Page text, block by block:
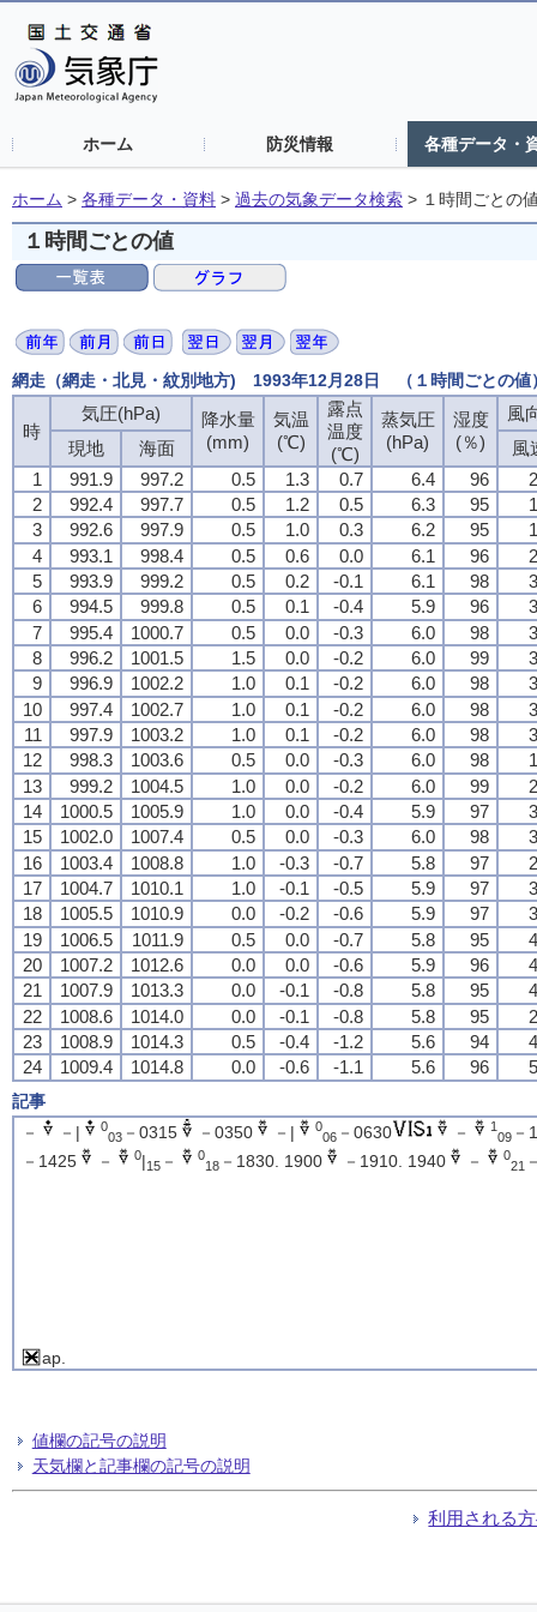
ホーム 防災情報 各種データ・
ホーム > 各種データ・資料 > 過去の気象データ検索 > １時間ごとの
１時間ごとの値
網走（網走・北見・紋別地方) 1993年12月28日 （１時間ごとの値
時
気圧(hPa)
降水量
(mm)
気温
(℃)
露点
温度
(℃)
蒸気圧
(hPa)
湿度
(％)
風
現地
海面
風
1
991.9 997.2 0.5 1.3 0.7 6.4 96
2
992.4 997.7 0.5 1.2 0.5 6.3 95
3
992.6 997.9 0.5 1.0 0.3 6.2 95
4
993.1 998.4 0.5 0.6 0.0 6.1 96
5
993.9 999.2 0.5 0.2 -0.1 6.1 98
6
994.5 999.8 0.5 0.1 -0.4 5.9 96
7
995.4 1000.7 0.5 0.0 -0.3 6.0 98
8
996.2 1001.5 1.5 0.0 -0.2 6.0 99
9
996.9 1002.2 1.0 0.1 -0.2 6.0 98
10
997.4 1002.7 1.0 0.1 -0.2 6.0 98
11
997.9 1003.2 1.0 0.1 -0.2 6.0 98
12
998.3 1003.6 0.5 0.0 -0.3 6.0 98
13
999.2 1004.5 1.0 0.0 -0.2 6.0 99
14
1000.5 1005.9 1.0 0.0 -0.4 5.9 97
15
1002.0 1007.4 0.5 0.0 -0.3 6.0 98
16
1003.4 1008.8 1.0 -0.3 -0.7 5.8 97
17
1004.7 1010.1 1.0 -0.1 -0.5 5.9 97
18
1005.5 1010.9 0.0 -0.2 -0.6 5.9 97
19
1006.5 1011.9 0.5 0.0 -0.7 5.8 95
20
1007.2 1012.6 0.0 0.0 -0.6 5.9 96
21
1007.9 1013.3 0.0 -0.1 -0.8 5.8 95
22
1008.6 1014.0 0.0 -0.1 -0.8 5.8 95
23
1008.9 1014.3 0.5 -0.4 -1.2 5.6 94
24
1009.4 1014.8 0.0 -0.6 -1.1 5.6 96
記事
－
－| 0
03－0315 －0350 －| 0
06－0630 － 1
09－
－1425
－ 0|15－ 0
18－1830. 1900 －1910. 1940 － 0
21
ap.
値欄の記号の説明
天気欄と記事欄の記号の説明
利用される